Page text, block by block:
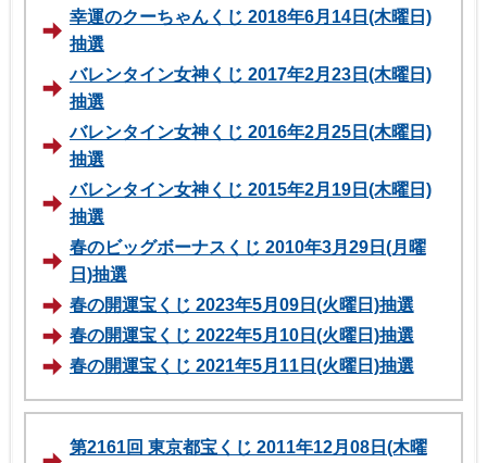
幸運のクーちゃんくじ 2018年6月14日(木曜日)
抽選
バレンタイン女神くじ 2017年2月23日(木曜日)
抽選
バレンタイン女神くじ 2016年2月25日(木曜日)
抽選
バレンタイン女神くじ 2015年2月19日(木曜日)
抽選
春のビッグボーナスくじ 2010年3月29日(月曜
日)抽選
春の開運宝くじ 2023年5月09日(火曜日)抽選
春の開運宝くじ 2022年5月10日(火曜日)抽選
春の開運宝くじ 2021年5月11日(火曜日)抽選
第2161回 東京都宝くじ 2011年12月08日(木曜